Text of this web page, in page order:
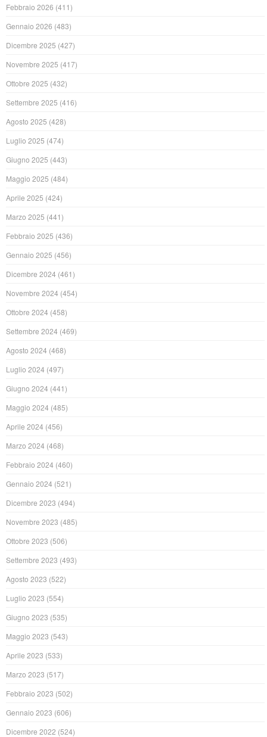
Febbraio 2026 (411)
Gennaio 2026 (483)
Dicembre 2025 (427)
Novembre 2025 (417)
Ottobre 2025 (432)
Settembre 2025 (416)
Agosto 2025 (428)
Luglio 2025 (474)
Giugno 2025 (443)
Maggio 2025 (484)
Aprile 2025 (424)
Marzo 2025 (441)
Febbraio 2025 (436)
Gennaio 2025 (456)
Dicembre 2024 (461)
Novembre 2024 (454)
Ottobre 2024 (458)
Settembre 2024 (469)
Agosto 2024 (468)
Luglio 2024 (497)
Giugno 2024 (441)
Maggio 2024 (485)
Aprile 2024 (456)
Marzo 2024 (468)
Febbraio 2024 (460)
Gennaio 2024 (521)
Dicembre 2023 (494)
Novembre 2023 (485)
Ottobre 2023 (506)
Settembre 2023 (493)
Agosto 2023 (522)
Luglio 2023 (554)
Giugno 2023 (535)
Maggio 2023 (543)
Aprile 2023 (533)
Marzo 2023 (517)
Febbraio 2023 (502)
Gennaio 2023 (606)
Dicembre 2022 (524)